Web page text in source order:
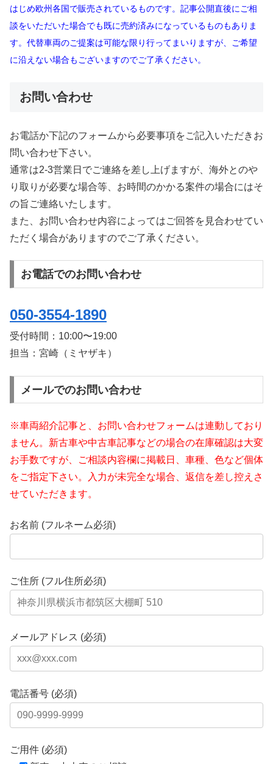
はじめ欧州各国で販売されているものです。記事公開直後にご相
談をいただいた場合でも既に売約済みになっているものもありま
す。代替車両のご提案は可能な限り行ってまいりますが、ご希望
に沿えない場合もございますのでご了承ください。
お問い合わせ
お電話か下記のフォームから必要事項をご記入いただきお
問い合わせ下さい。
通常は2-3営業日でご連絡を差し上げますが、海外とのや
り取りが必要な場合等、お時間のかかる案件の場合にはそ
の旨ご連絡いたします。
また、お問い合わせ内容によってはご回答を見合わせてい
ただく場合がありますのでご了承ください。
お電話でのお問い合わせ
050-3554-1890
受付時間： 10:00〜19:00
担当：宮崎（ミヤザキ）
メールでのお問い合わせ
※車両紹介記事と、お問い合わせフォームは連動しており
ません。新古車や中古車記事などの場合の在庫確認は大変
お手数ですが、ご相談内容欄に掲載日、車種、色など個体
をご指定下さい。入力が未完全な場合、返信を差し控えさ
せていただきます。
お名前 (フルネーム必須)
ご住所 (フル住所必須)
メールアドレス (必須)
電話番号 (必須)
ご用件 (必須)